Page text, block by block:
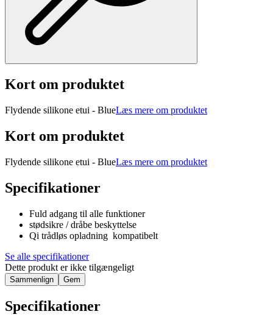
Kort om produktet
Flydende silikone etui - BlueLæs mere om produktet
Kort om produktet
Flydende silikone etui - BlueLæs mere om produktet
Specifikationer
Fuld adgang til alle funktioner
stødsikre / dråbe beskyttelse
Qi trådløs opladning kompatibelt
Se alle specifikationer
Dette produkt er ikke tilgængeligt
Sammenlign Gem
Specifikationer